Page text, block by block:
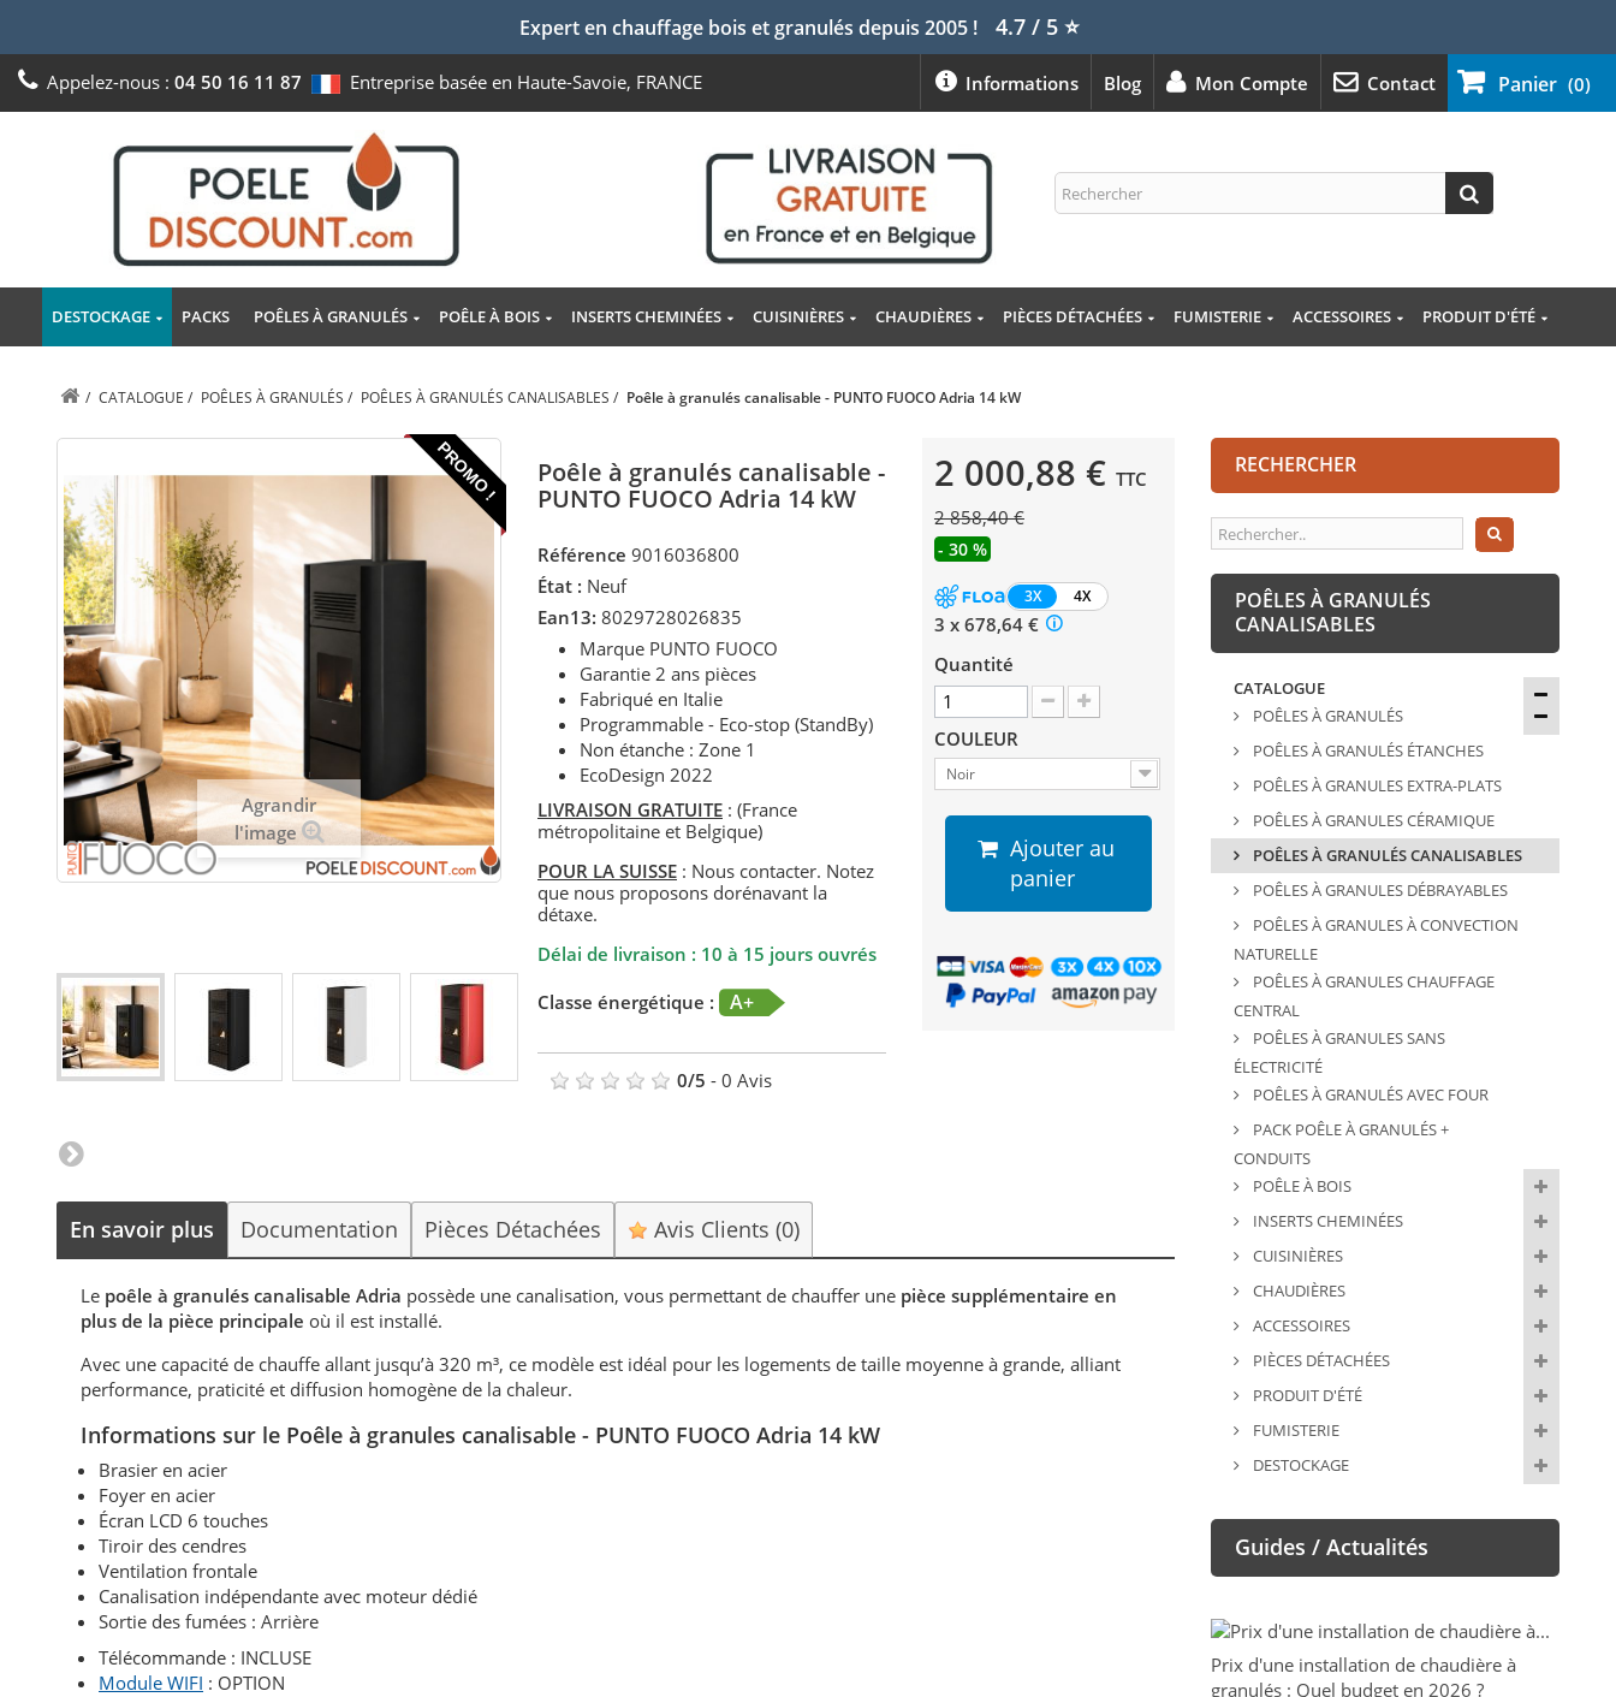
Expert en chauffage bois et granulés depuis 2005 ! 4.7 / 5⭐
Panier (0)
Appelez-nous : 04 50 16 11 87 Entreprise basée en Haute-Savoie, FRANCE Contact
Mon Compte
Blog
Informations
DESTOCKAGE PACKS POÊLES À GRANULÉS POÊLE À BOIS INSERTS CHEMINÉES CUISINIÈRES CHAUDIÈRES PIÈCES DÉTACHÉES FUMISTERIE ACCESSOIRES PRODUIT D'ÉTÉ
/ CATALOGUE / POÊLES À GRANULÉS / POÊLES À GRANULÉS CANALISABLES / Poêle à granulés canalisable - PUNTO FUOCO Adria 14 kW
PROMO !
Agrandir
l'image
Poêle à granulés canalisable -
PUNTO FUOCO Adria 14 kW
Référence 9016036800
État : Neuf
Ean13: 8029728026835
Marque PUNTO FUOCO
Garantie 2 ans pièces
Fabriqué en Italie
Programmable - Eco-stop (StandBy)
Non étanche : Zone 1
EcoDesign 2022
LIVRAISON GRATUITE : (France
métropolitaine et Belgique)
POUR LA SUISSE : Nous contacter. Notez
que nous proposons dorénavant la
détaxe.
Délai de livraison : 10 à 15 jours ouvrés
Classe énergétique :
A+
0/5 - 0 Avis
2 000,88 € TTC
2 858,40 €
- 30 %
3X 4X
3 x 678,64 €
Quantité
COULEUR
Noir
Ajouter au
panier
En savoir plus Documentation Pièces Détachées Avis Clients(0)
Le poêle à granulés canalisable Adria possède une canalisation, vous permettant de chauffer une pièce supplémentaire en
plus de la pièce principale où il est installé.
Avec une capacité de chauffe allant jusqu’à 320 m³, ce modèle est idéal pour les logements de taille moyenne à grande, alliant
performance, praticité et diffusion homogène de la chaleur.
Informations sur le Poêle à granules canalisable - PUNTO FUOCO Adria 14 kW
Brasier en acier
Foyer en acier
Écran LCD 6 touches
Tiroir des cendres
Ventilation frontale
Canalisation indépendante avec moteur dédié
Sortie des fumées : Arrière
Télécommande : INCLUSE
Module WIFI : OPTION
RECHERCHER
POÊLES À GRANULÉS
CANALISABLES
CATALOGUE
POÊLES À GRANULÉS
POÊLES À GRANULÉS ÉTANCHES
POÊLES À GRANULES EXTRA-PLATS
POÊLES À GRANULES CÉRAMIQUE
POÊLES À GRANULÉS CANALISABLES
POÊLES À GRANULES DÉBRAYABLES
POÊLES À GRANULES À CONVECTION
NATURELLE
POÊLES À GRANULES CHAUFFAGE
CENTRAL
POÊLES À GRANULES SANS
ÉLECTRICITÉ
POÊLES À GRANULÉS AVEC FOUR
PACK POÊLE À GRANULÉS +
CONDUITS
POÊLE À BOIS
INSERTS CHEMINÉES
CUISINIÈRES
CHAUDIÈRES
ACCESSOIRES
PIÈCES DÉTACHÉES
PRODUIT D'ÉTÉ
FUMISTERIE
DESTOCKAGE
Guides / Actualités
Prix d'une installation de chaudière à
granulés : Quel budget en 2026 ?